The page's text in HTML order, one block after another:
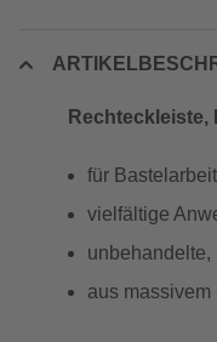
Rechteckleiste,
für
vielfältige
unbehandelte,
aus